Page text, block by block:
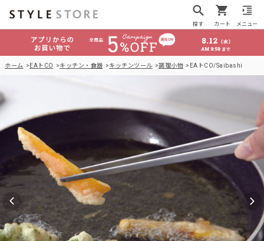
探す カート メニュー
ホーム EAトCO キッチン・食器 キッチンツール 調理小物 EAトCO/Saibashi